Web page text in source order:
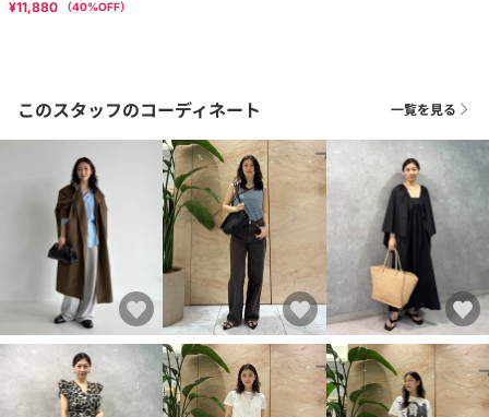
¥11,880 （40%OFF）
このスタッフのコーディネート 一覧を見る